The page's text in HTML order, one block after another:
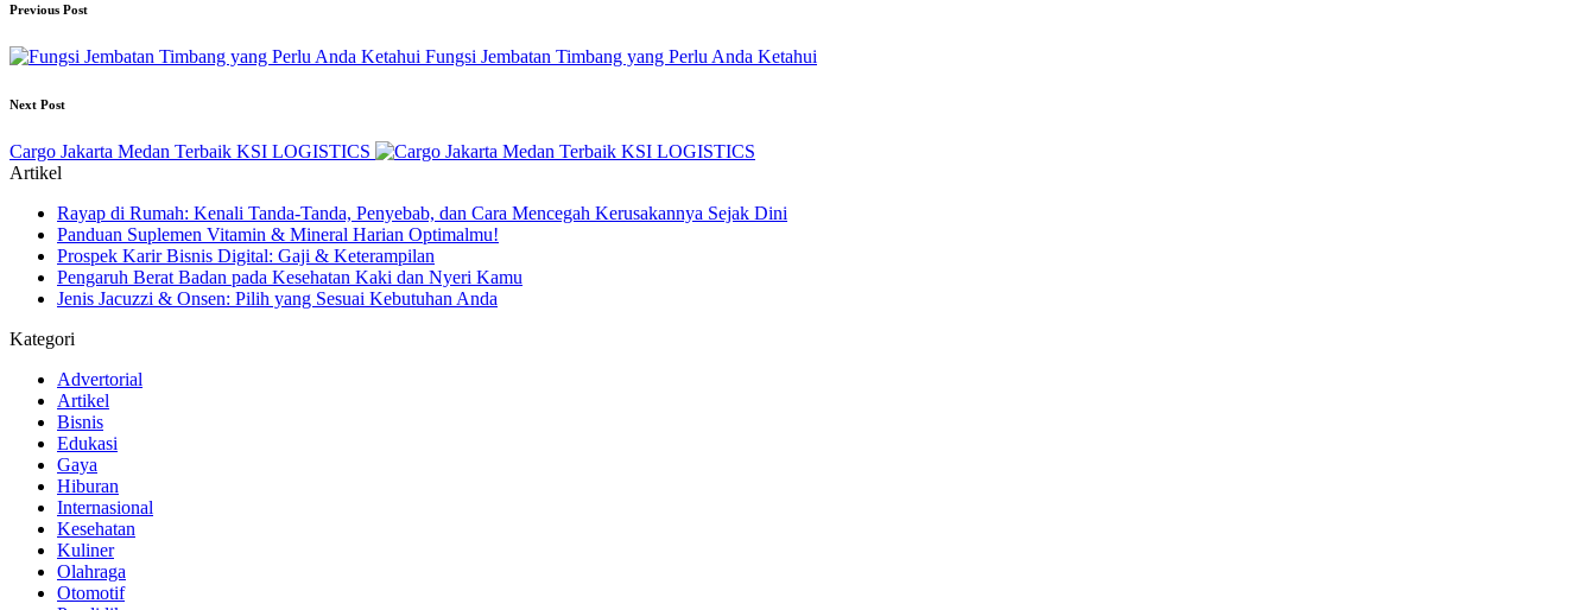
Post
navigation
Previous Post
Fungsi Jembatan Timbang yang Perlu Anda Ketahui
Next Post
Cargo Jakarta Medan Terbaik KSI LOGISTICS
Artikel
Rayap di Rumah: Kenali Tanda-Tanda, Penyebab, dan Cara Mencegah Kerusakannya Sejak Dini
Panduan Suplemen Vitamin & Mineral Harian Optimalmu!
Prospek Karir Bisnis Digital: Gaji & Keterampilan
Pengaruh Berat Badan pada Kesehatan Kaki dan Nyeri Kamu
Jenis Jacuzzi & Onsen: Pilih yang Sesuai Kebutuhan Anda
Kategori
Advertorial
Artikel
Bisnis
Edukasi
Gaya
Hiburan
Internasional
Kesehatan
Kuliner
Olahraga
Otomotif